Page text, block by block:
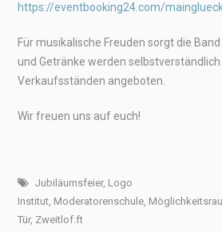
https://eventbooking24.com/
Für musikalische Freuden sorgt die Band
und Getränke werden
Verkaufsständen angeboten.
Wir freuen uns auf euch!
Jubiläumsfeier, Logo
Institut, Moderatorenschule,
Tür, Zweitlof.ft